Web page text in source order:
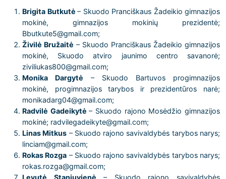
Brigita Butkutė – Skuodo Pranciškaus Žadeikio gimnazijos
mokinė, gimnazijos mokinių prezidentė;
Bbutkute5@gmail.com;
Živilė Bružaitė – Skuodo Pranciškaus Žadeikio gimnazijos
mokinė, Skuodo atviro jaunimo centro savanorė;
ziviliukas800@gmail.com;
Monika Dargytė – Skuodo Bartuvos progimnazijos
mokinė, progimnazijos tarybos ir prezidentūros narė;
monikadarg04@gmail.com;
Radvilė Gadeikytė– Skuodo rajono Mosėdžio gimnazijos
mokinė; radvilegadeikyte@gmail.com;
Linas Mitkus – Skuodo rajono savivaldybės tarybos narys;
linciam@gmail.com;
Rokas Rozga – Skuodo rajono savivaldybės tarybos narys;
rokas.rozga@gmail.com;
Levutė Staniuvienė – Skuodo rajono savivaldybės